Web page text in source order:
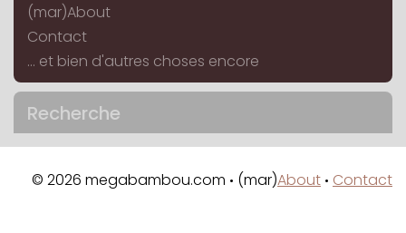
(mar)About
Contact
... et bien d'autres choses encore
Recherche
© 2026 megabambou.com • (mar)About • Contact